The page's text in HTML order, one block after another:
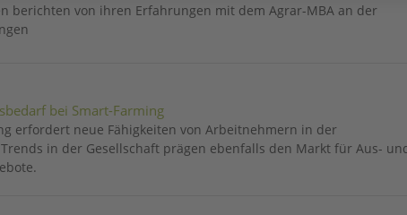
berichten von ihren Erfahrungen mit dem Agrar-MBA an der
bei Smart-Farming
erfordert neue Fähigkeiten von Arbeitnehmern in der
in der Gesellschaft prägen ebenfalls den Markt für Aus-